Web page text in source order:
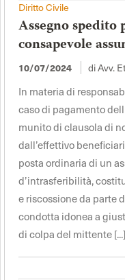
Diritto Civile
Assegno spedito
consapevole
10/07/2024 di Avv.
In materia di
caso di pagamento
munito di clausola di
dall’effettivo
posta ordinaria di un
d’intrasferibilità,
e riscossione da parte
condotta idonea a
di colpa del mittente [...]